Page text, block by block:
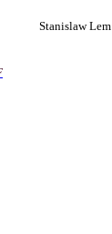
StanislawLem